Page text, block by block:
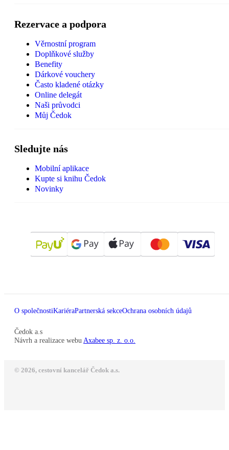
Rezervace a podpora
Věrnostní program
Doplňkové služby
Benefity
Dárkové vouchery
Často kladené otázky
Online delegát
Naši průvodci
Můj Čedok
Sledujte nás
Mobilní aplikace
Kupte si knihu Čedok
Novinky
O společnostiKariéraPartnerská sekceOchrana osobních údajů
Čedok a.s
Návrh a realizace webu Axabee sp. z. o.o.
© 2026, cestovní kancelář Čedok a.s.